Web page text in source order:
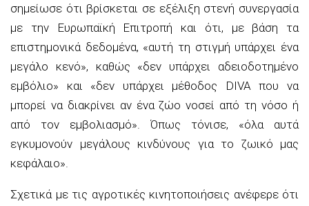
σημείωσε ότι βρίσκεται σε εξέλιξη στενή συνεργασία
με την Ευρωπαϊκή Επιτροπή και ότι, με βάση τα
επιστημονικά δεδομένα, «αυτή τη στιγμή υπάρχει ένα
μεγάλο κενό», καθώς «δεν υπάρχει αδειοδοτημένο
εμβόλιο» και «δεν υπάρχει μέθοδος DIVA που να
μπορεί να διακρίνει αν ένα ζώο νοσεί από τη νόσο ή
από τον εμβολιασμό». Όπως τόνισε, «όλα αυτά
εγκυμονούν μεγάλους κινδύνους για το ζωικό μας
κεφάλαιο».
Σχετικά με τις αγροτικές κινητοποιήσεις ανέφερε ότι